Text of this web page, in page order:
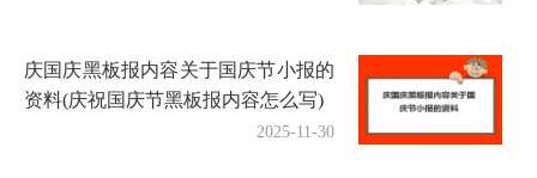
庆国庆黑板报内容关于国庆节小报的
资料(庆祝国庆节黑板报内容怎么写)
2025-11-30